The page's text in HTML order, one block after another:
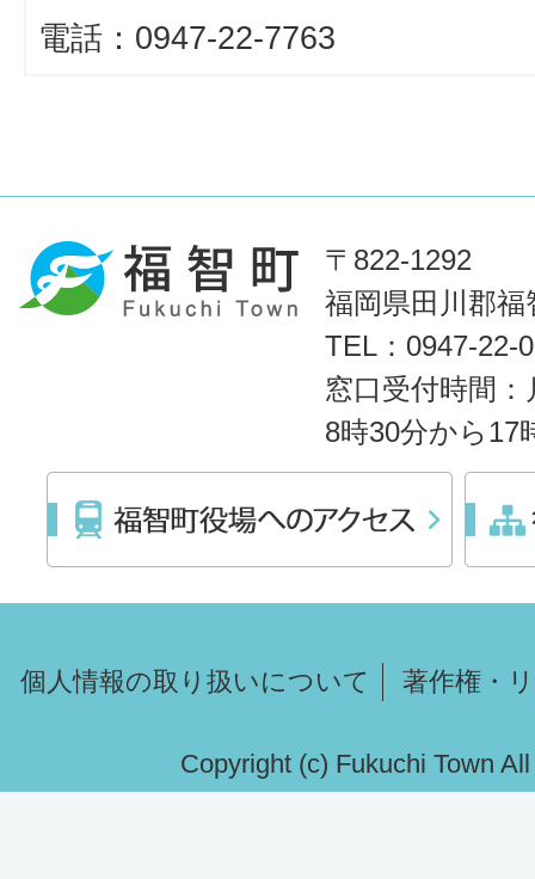
電話：0947-22-7763
〒822-1292
福岡県田川郡福
TEL：0947-22-
窓口受付時間
8時30分から17
個人情報の取り扱いについて 著作権・
Copyright (c) Fukuchi Town